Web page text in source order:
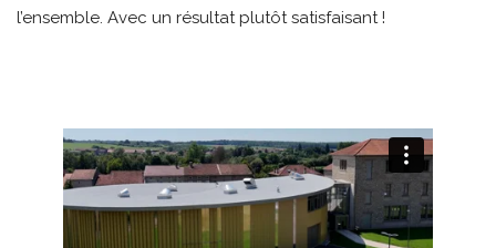
l’ensemble. Avec un résultat plutôt satisfaisant !